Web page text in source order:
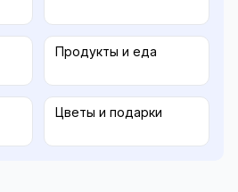
Продукты и еда
Цветы и подарки